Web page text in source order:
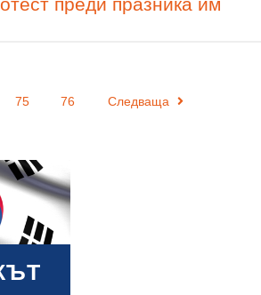
преди празника им
75 76 Следваща